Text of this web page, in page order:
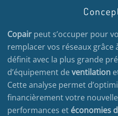
Copair peut s’occuper pour
remplacer vos réseaux grâce
définit avec la plus grande
d’équipement deventilation
Cette analyse permet
financièrement votre
performances et économies